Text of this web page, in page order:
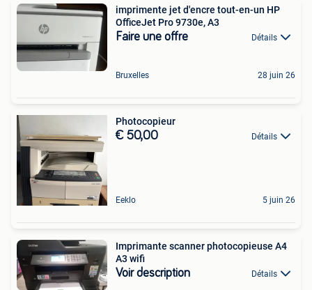
imprimente jet d'encre tout-en-un HP
OfficeJet Pro 9730e, A3
Faire une offre Détails
Bruxelles 28 juin 26
Photocopieur
€ 50,00 Détails
Eeklo 5 juin 26
Imprimante scanner photocopieuse A4
A3 wifi
Voir description Détails